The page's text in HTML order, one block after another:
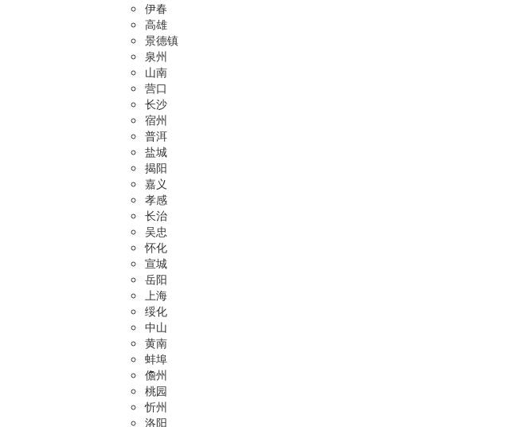
伊春
高雄
景德镇
泉州
山南
营口
长沙
宿州
普洱
盐城
揭阳
嘉义
孝感
长治
吴忠
怀化
宣城
岳阳
上海
绥化
中山
黄南
蚌埠
儋州
桃园
忻州
洛阳